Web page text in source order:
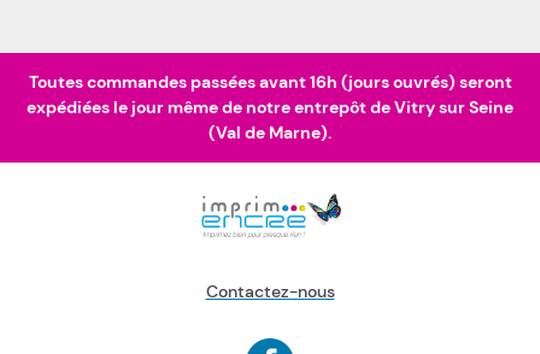
Toutes commandes passées avant 16h (jours ouvrés) seront
expédiées le jour même de notre entrepôt de Vitry sur Seine
(Val de Marne).
Contactez-nous